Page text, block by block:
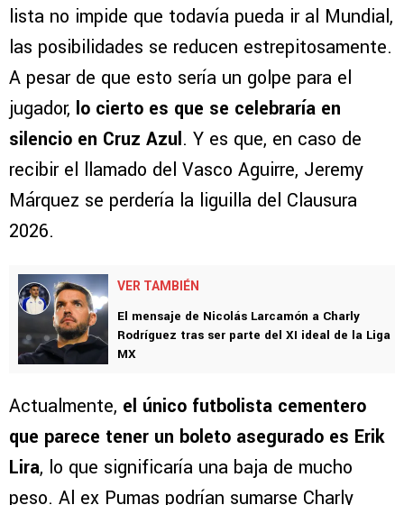
lista no impide que todavía pueda ir al Mundial,
las posibilidades se reducen estrepitosamente.
A pesar de que esto sería un golpe para el
jugador, lo cierto es que se celebraría en
silencio en Cruz Azul. Y es que, en caso de
recibir el llamado del Vasco Aguirre, Jeremy
Márquez se perdería la liguilla del Clausura
2026.
VER TAMBIÉN
El mensaje de Nicolás Larcamón a Charly
Rodríguez tras ser parte del XI ideal de la Liga
MX
Actualmente, el único futbolista cementero
que parece tener un boleto asegurado es Erik
Lira, lo que significaría una baja de mucho
peso. Al ex Pumas podrían sumarse Charly